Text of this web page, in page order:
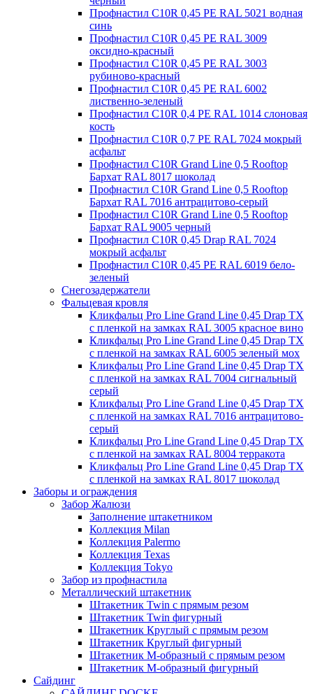
Профнастил С10R 0,45 PE RAL 5021 водная
синь
Профнастил С10R 0,45 PE RAL 3009
оксидно-красный
Профнастил С10R 0,45 PE RAL 3003
рубиново-красный
Профнастил С10R 0,45 PE RAL 6002
лиственно-зеленый
Профнастил С10R 0,4 PE RAL 1014 слоновая
кость
Профнастил С10R 0,7 PE RAL 7024 мокрый
асфальт
Профнастил С10R Grand Line 0,5 Rooftop
Бархат RAL 8017 шоколад
Профнастил С10R Grand Line 0,5 Rooftop
Бархат RAL 7016 антрацитово-серый
Профнастил С10R Grand Line 0,5 Rooftop
Бархат RAL 9005 черный
Профнастил С10R 0,45 Drap RAL 7024
мокрый асфальт
Профнастил С10R 0,45 PE RAL 6019 бело-
зеленый
Снегозадержатели
Фальцевая кровля
Кликфальц Pro Line Grand Line 0,45 Drap TX
с пленкой на замках RAL 3005 красное вино
Кликфальц Pro Line Grand Line 0,45 Drap TX
с пленкой на замках RAL 6005 зеленый мох
Кликфальц Pro Line Grand Line 0,45 Drap TX
с пленкой на замках RAL 7004 сигнальный
серый
Кликфальц Pro Line Grand Line 0,45 Drap TX
с пленкой на замках RAL 7016 антрацитово-
серый
Кликфальц Pro Line Grand Line 0,45 Drap TX
с пленкой на замках RAL 8004 терракота
Кликфальц Pro Line Grand Line 0,45 Drap TX
с пленкой на замках RAL 8017 шоколад
Заборы и ограждения
Забор Жалюзи
Заполнение штакетником
Коллекция Milan
Коллекция Palermo
Коллекция Texas
Коллекция Tokyo
Забор из профнастила
Металлический штакетник
Штакетник Twin с прямым резом
Штакетник Twin фигурный
Штакетник Круглый с прямым резом
Штакетник Круглый фигурный
Штакетник М-образный с прямым резом
Штакетник М-образный фигурный
Сайдинг